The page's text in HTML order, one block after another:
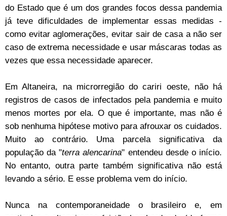
do Estado que é um dos grandes focos dessa pandemia
já teve dificuldades de implementar essas medidas -
como evitar aglomerações, evitar sair de casa a não ser
caso de extrema necessidade e usar máscaras todas as
vezes que essa necessidade aparecer.
Em Altaneira, na microrregião do cariri oeste, não há
registros de casos de infectados pela pandemia e muito
menos mortes por ela. O que é importante, mas não é
sob nenhuma hipótese motivo para afrouxar os cuidados.
Muito ao contrário. Uma parcela significativa da
população da "terra alencarina" entendeu desde o início.
No entanto, outra parte também significativa não está
levando a sério. E esse problema vem do início.
Nunca na contemporaneidade o brasileiro e, em